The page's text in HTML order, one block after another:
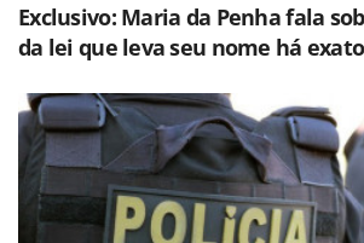
Exclusivo: Maria da Penha fala
da lei que leva seu nome há